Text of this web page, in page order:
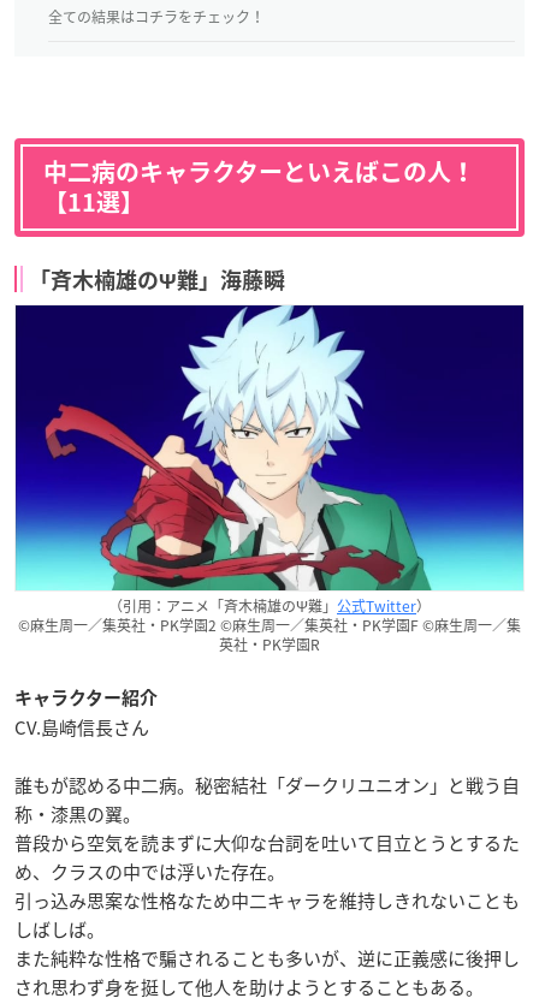
全ての結果はコチラをチェック！
中二病のキャラクターといえばこの人！
【11選】
「斉木楠雄のΨ難」海藤瞬
（引用：アニメ「斉木楠雄のΨ難」 公式Twitter）
©麻生周一／集英社・PK学園2 ©麻生周一／集英社・PK学園F ©麻生周一／集
英社・PK学園R
キャラクター紹介
CV.島崎信長さん
誰もが認める中二病。秘密結社「ダークリユニオン」と戦う自
称・漆黒の翼。
普段から空気を読まずに大仰な台詞を吐いて目立とうとするた
め、クラスの中では浮いた存在。
引っ込み思案な性格なため中二キャラを維持しきれないことも
しばしば。
また純粋な性格で騙されることも多いが、逆に正義感に後押し
され思わず身を挺して他人を助けようとすることもある。